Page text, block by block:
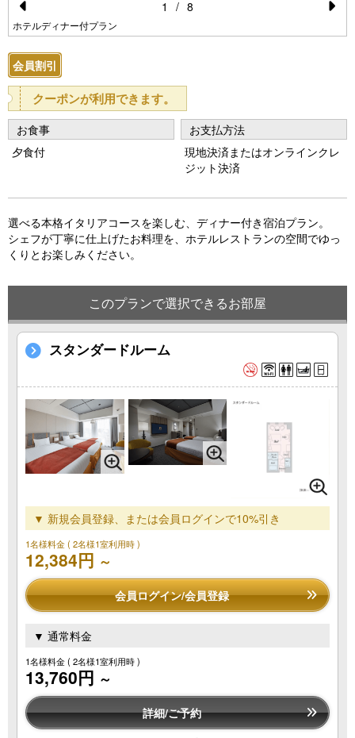
Pr
e
vi
u
s
ホテルディナー付プラン
1 / 8
会員割引
クーポンが利用できます。
お食事
夕食付
お支払方法
現地決済またはオンラインクレ
ジット決済
選べる本格イタリアコースを楽しむ、ディナー付き宿泊プラン。
シェフが丁寧に仕上げたお料理を、ホテルレストランの空間でゆっ
くりとお楽しみください。
このプランで選択できるお部屋
スタンダードルーム
▼ 新規会員登録、または会員ログインで10%引き
1名様料金( 2名様1室利用時 )
12,384円 ～
会員ログイン/会員登録
▼ 通常料金
1名様料金( 2名様1室利用時 )
13,760円 ～
詳細/ご予約